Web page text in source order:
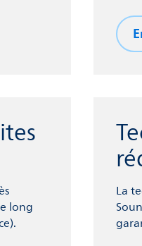
long
La